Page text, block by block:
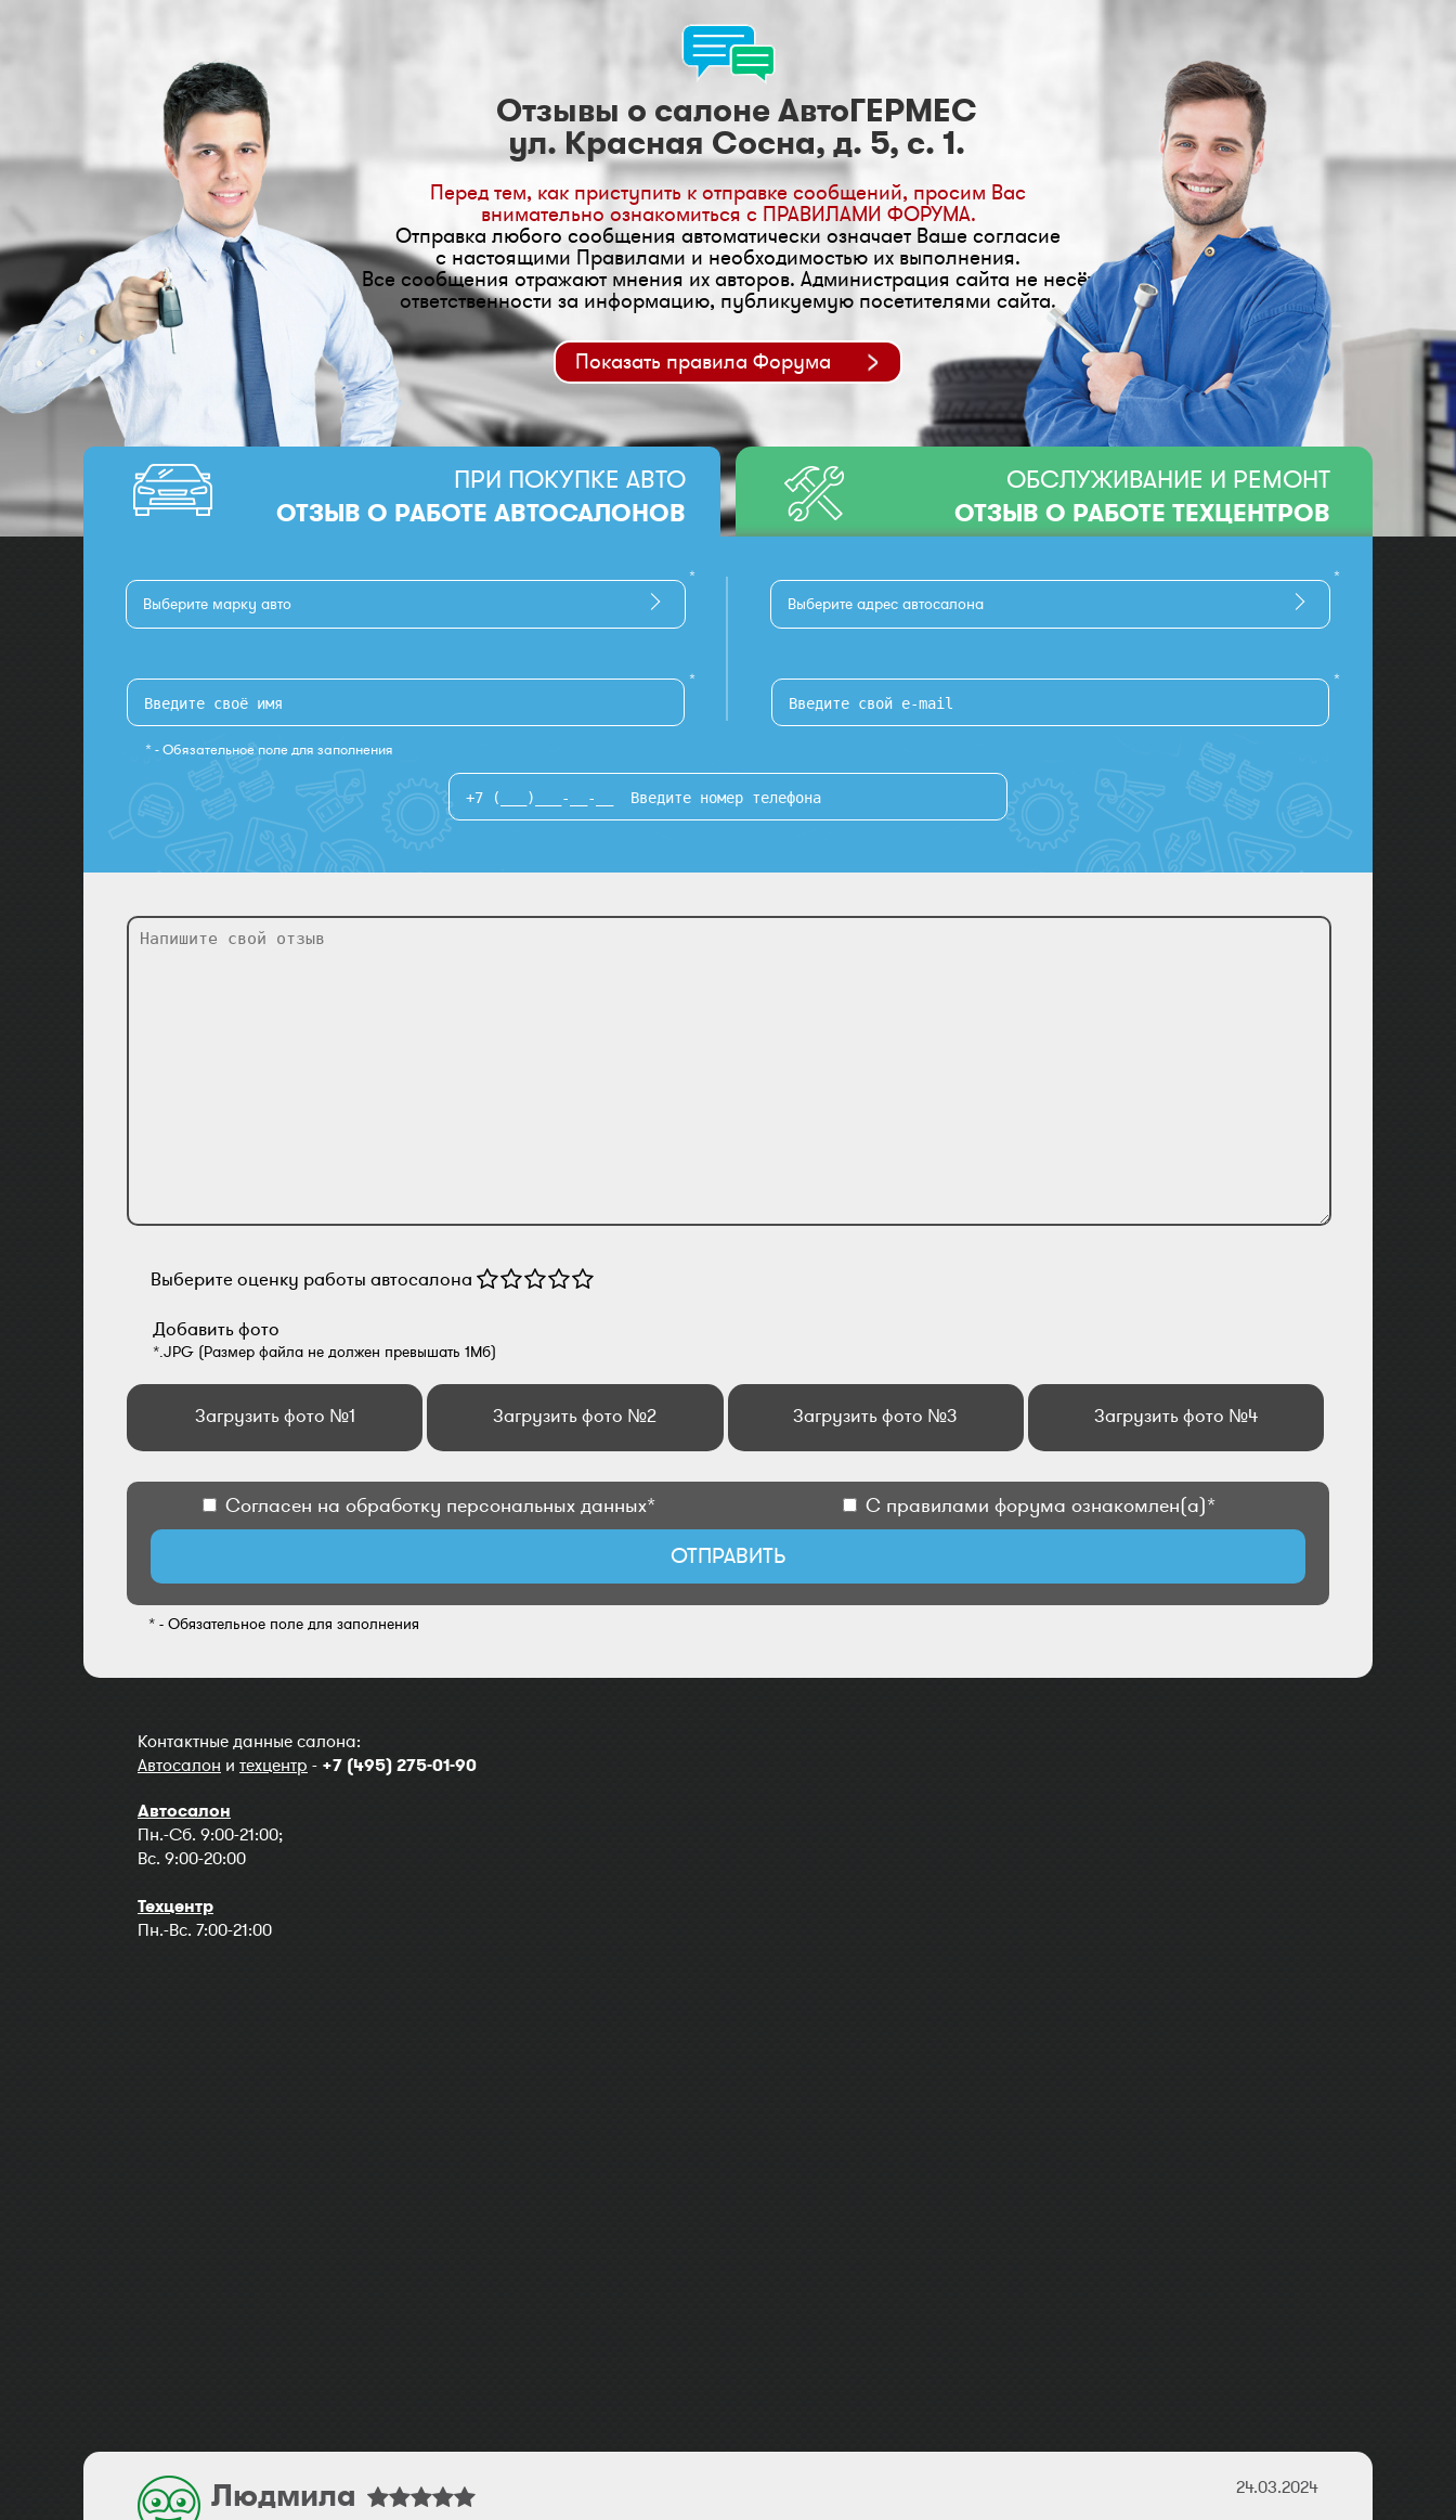
Отзывы о салоне АвтоГЕРМЕС
ул. Красная Сосна, д. 5, с. 1.
Перед тем, как приступить к отправке сообщений, просим Вас
внимательно ознакомиться с ПРАВИЛАМИ ФОРУМА.
Отправка любого сообщения автоматически означает Ваше согласие
с настоящими Правилами и необходимостью их выполнения.
Все сообщения отражают мнения их авторов. Администрация сайта не несёт
ответственности за информацию, публикуемую посетителями сайта.
Показать правила Форума
ПРИ ПОКУПКЕ АВТО
ОТЗЫВ О РАБОТЕ АВТОСАЛОНОВ
ОБСЛУЖИВАНИЕ И РЕМОНТ
ОТЗЫВ О РАБОТЕ ТЕХЦЕНТРОВ
Выберите марку авто
*
*
* - Обязательное поле для заполнения
Выберите адрес автосалона
*
*
Выберите оценку работы автосалона
Добавить фото
*.JPG (Размер файла не должен превышать 1Мб)
Загрузить фото №1 Загрузить фото №2 Загрузить фото №3 Загрузить фото №4
Согласен на обработку персональных данных* С правилами форума ознакомлен(а)*
ОТПРАВИТЬ
* - Обязательное поле для заполнения
Контактные данные салона:
Автосалон и техцентр - +7 (495) 275-01-90
Автосалон
Пн.-Сб. 9:00-21:00;
Вс. 9:00-20:00
Техцентр
Пн.-Вс. 7:00-21:00
Людмила 24.03.2024